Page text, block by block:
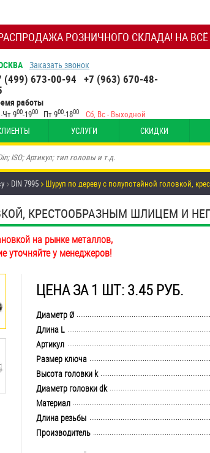
РОЗНИЧНОГО СКЛАДА! НА ВСЁ
Заказать звонок
(499) 673-00-94 +7 (963) 670-48-
работы
Чт 900-1900 Пт 900-1800 Сб, Вс - Выходной
УСЛУГИ СКИДКИ
DIN 7995 Шуруп по дереву с полупотайной головкой,
КРЕСТООБРАЗНЫМ ШЛИЦЕМ И
на рынке металлов,
уточняйте у менеджеров!
ЦЕНА ЗА 1 ШТ: 3.45 РУБ.
Диаметр Ø
Длина L
Артикул
Размер ключа
Высота головки k
Диаметр головки dk
Материал
Длина резьбы
Производитель